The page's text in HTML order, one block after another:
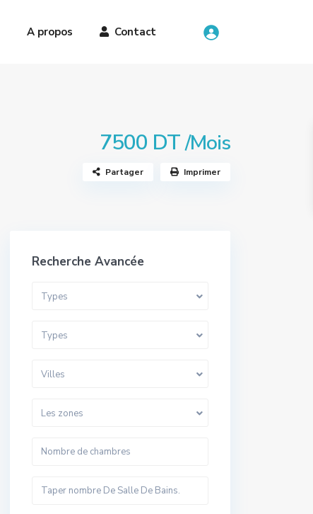
A propos Contact
7500 DT/Mois
Partager Imprimer
Recherche Avancée
Types
Types
Villes
Les zones